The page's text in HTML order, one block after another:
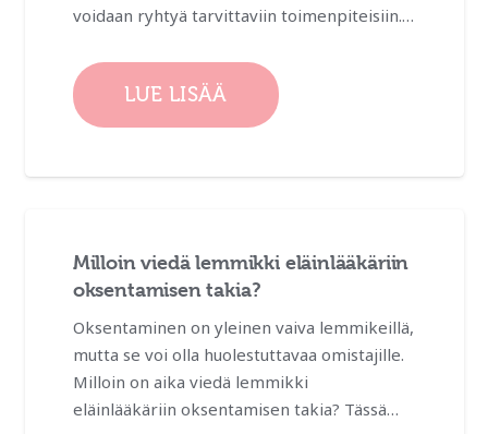
voidaan ryhtyä tarvittaviin toimenpiteisiin.…
LUE LISÄÄ
Milloin viedä lemmikki eläinlääkäriin
oksentamisen takia?
Oksentaminen on yleinen vaiva lemmikeillä,
mutta se voi olla huolestuttavaa omistajille.
Milloin on aika viedä lemmikki
eläinlääkäriin oksentamisen takia? Tässä…